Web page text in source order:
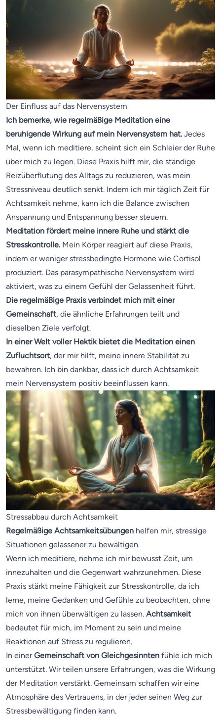
Der Einfluss auf das Nervensystem
Ich bemerke, wie regelmäßige Meditation eine
beruhigende Wirkung auf mein Nervensystem hat. Jedes
Mal, wenn ich meditiere, scheint sich ein Schleier der Ruhe
über mich zu legen. Diese Praxis hilft mir, die ständige
Reizüberflutung des Alltags zu reduzieren, was mein
Stressniveau deutlich senkt. Indem ich mir täglich Zeit für
Achtsamkeit nehme, kann ich die Balance zwischen
Anspannung und Entspannung besser steuern.
Meditation fördert meine innere Ruhe und stärkt die
Stresskontrolle. Mein Körper reagiert auf diese Praxis,
indem er weniger stressbedingte Hormone wie Cortisol
produziert. Das parasympathische Nervensystem wird
aktiviert, was zu einem Gefühl der Gelassenheit führt.
Die regelmäßige Praxis verbindet mich mit einer
Gemeinschaft, die ähnliche Erfahrungen teilt und
dieselben Ziele verfolgt.
In einer Welt voller Hektik bietet die Meditation einen
Zufluchtsort, der mir hilft, meine innere Stabilität zu
bewahren. Ich bin dankbar, dass ich durch Achtsamkeit
mein Nervensystem positiv beeinflussen kann.
Stressabbau durch Achtsamkeit
Regelmäßige Achtsamkeitsübungen helfen mir, stressige
Situationen gelassener zu bewältigen.
Wenn ich meditiere, nehme ich mir bewusst Zeit, um
innezuhalten und die Gegenwart wahrzunehmen. Diese
Praxis stärkt meine Fähigkeit zur Stresskontrolle, da ich
lerne, meine Gedanken und Gefühle zu beobachten, ohne
mich von ihnen überwältigen zu lassen. Achtsamkeit
bedeutet für mich, im Moment zu sein und meine
Reaktionen auf Stress zu regulieren.
In einerGemeinschaft von Gleichgesinnten fühle ich mich
unterstützt. Wir teilen unsere Erfahrungen, was die Wirkung
der Meditation verstärkt. Gemeinsam schaffen wir eine
Atmosphäre des Vertrauens, in der jeder seinen Weg zur
Stressbewältigung finden kann.